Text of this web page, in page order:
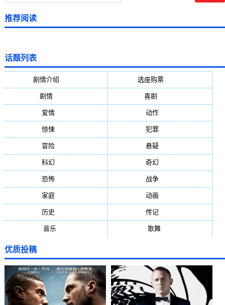
推荐阅读
话题列表
剧情介绍 选座购票(5388)
剧情 喜剧
爱情(887) 动作
惊悚(648) 犯罪
冒险(377) 悬疑
科幻 奇幻
恐怖(236) 战争
家庭(195) 动画
历史 传记
音乐 歌舞(81)
优质投稿